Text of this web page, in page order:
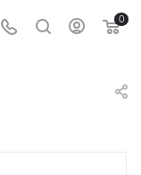
0